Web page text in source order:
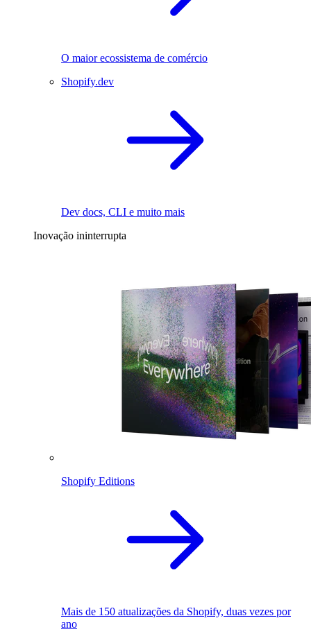
O maior ecossistema de comércio
Shopify.dev
Dev docs, CLI e muito mais
Inovação ininterrupta
Shopify Editions
Mais de 150 atualizações da Shopify, duas vezes por
ano